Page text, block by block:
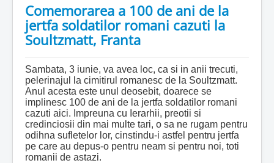
Comemorarea a 100 de ani de la
jertfa soldatilor romani cazuti la
Soultzmatt, Franta
Sambata, 3 iunie, va avea loc, ca si in anii trecuti,
pelerinajul la cimitirul romanesc de la Soultzmatt.
Anul acesta este unul deosebit, doarece se
implinesc 100 de ani de la jertfa soldatilor romani
cazuti aici. Impreuna cu Ierarhii, preotii si
credinciosii din mai multe tari, o sa ne rugam pentru
odihna sufletelor lor, cinstindu-i astfel pentru jertfa
pe care au depus-o pentru neam si pentru noi, toti
romanii de astazi.